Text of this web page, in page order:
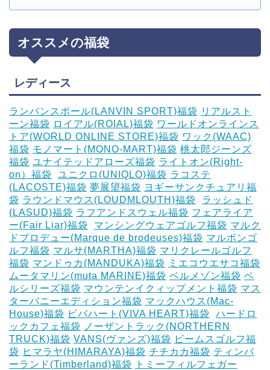
オススメの福袋
レディース
ランバンスポール(LANVIN SPORT)福袋 リアルスト
ーン福袋 ロイアル(ROIAL)福袋 ワールドオンラインス
トア(WORLD ONLINE STORE)福袋 ワック(WAAC)
福袋 モノマート(MONO-MART)福袋 桃太郎ジーンズ
福袋 ユナイテッドアローズ福袋 ライトオン(Right-
on）福袋
ユニクロ(UNIQLO)福袋 ラコステ
(LACOSTE)福袋 夢展望福袋 ヨギーサンクチュアリ福
袋 ラウンドマウス(LOUDMLOUTH)福袋
ラッシュド
(LASUD)福袋 ラフアンドスウェル福袋 フェアライア
ー(Fair Liar)福袋
マンシングウェアゴルフ福袋 マルク
ドプロデュー(Marque de brodeuses)福袋 マルボンゴ
ルフ福袋 マルサ(MARTHA)福袋 マリクレールゴルフ
福袋 マンドゥカ(MANDUKA)福袋
ミエコウエサコ福袋
ムータマリン(muta MARINE)福袋 ベルメゾン福袋 ベ
ルシリーズ福袋 マウンテンイクィップメント福袋 マス
ターバニーエディション福袋 マックハウス(Mac-
House)福袋 ビバハート(VIVA HEART)福袋
ハードロ
ックカフェ福袋
ノーザントラック(NORTHERN
TRUCK)福袋 VANS(ヴァンズ)福袋 ビームスゴルフ福
袋 ヒマラヤ(HIMARAYA)福袋 チチカカ福袋 ティンバ
ーランド(Timberland)福袋
トミーフィルフェガー